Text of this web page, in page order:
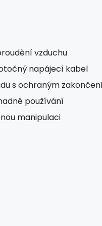
vzduchu
napájecí kabel
s ochraným
používání
manipulaci